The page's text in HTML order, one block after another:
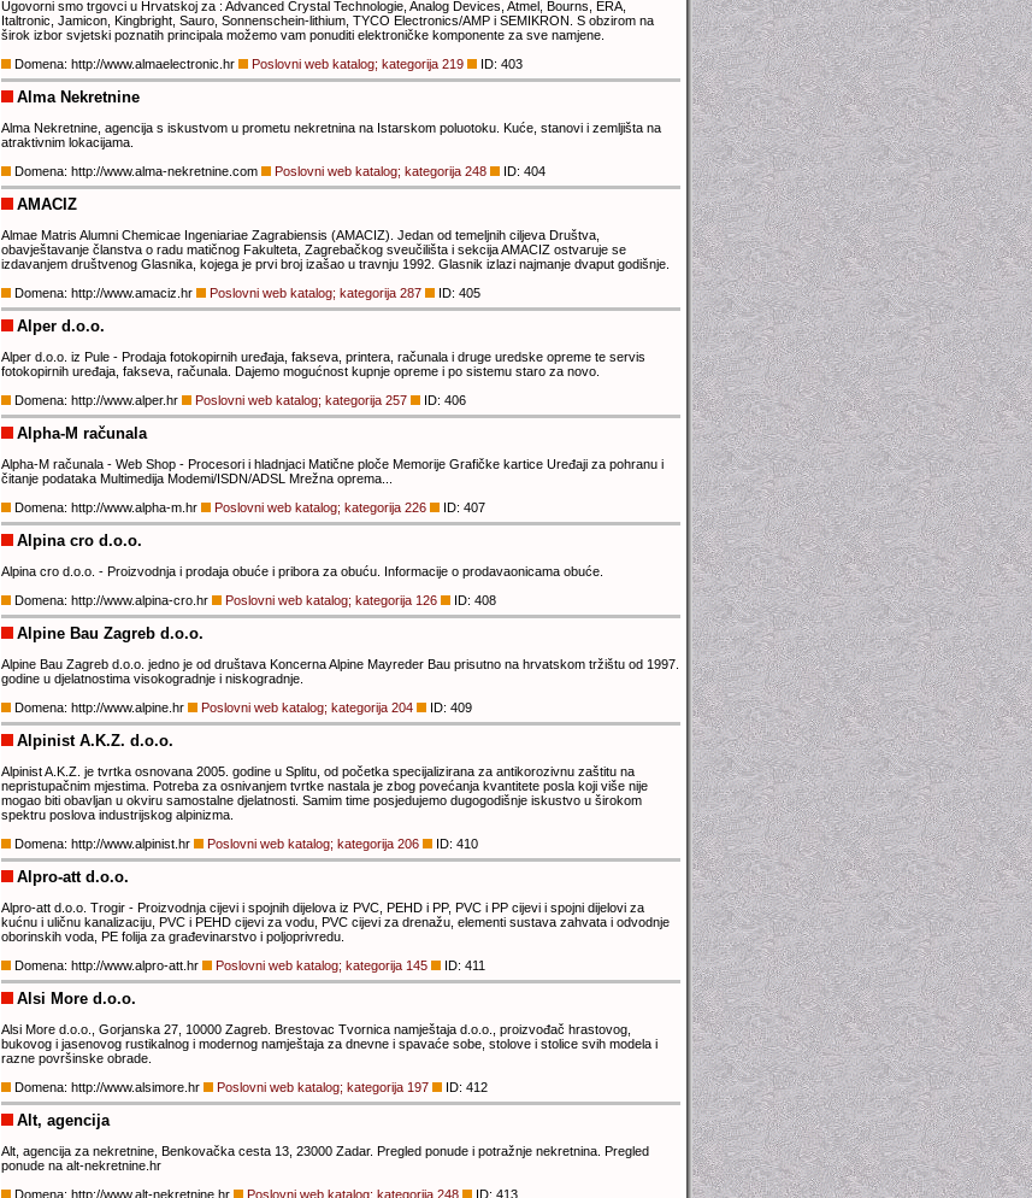
Ugovorni smo trgovci u Hrvatskoj za : Advanced Crystal Technologie, Analog Devices, Atmel, Bourns, ERA,
Italtronic, Jamicon, Kingbright, Sauro, Sonnenschein-lithium, TYCO Electronics/AMP i SEMIKRON. S obzirom na
širok izbor svjetski poznatih principala možemo vam ponuditi elektroničke komponente za sve namjene.
Domena: http://www.almaelectronic.hr
Poslovni web katalog; kategorija 219 ID: 403
Alma Nekretnine
Alma Nekretnine, agencija s iskustvom u prometu nekretnina na Istarskom poluotoku. Kuće, stanovi i zemljišta na
atraktivnim lokacijama.
Domena: http://www.alma-nekretnine.com
Poslovni web katalog; kategorija 248 ID: 404
AMACIZ
Almae Matris Alumni Chemicae Ingeniariae Zagrabiensis (AMACIZ). Jedan od temeljnih ciljeva Društva,
obavještavanje članstva o radu matičnog Fakulteta, Zagrebačkog sveučilišta i sekcija AMACIZ ostvaruje se
izdavanjem društvenog Glasnika, kojega je prvi broj izašao u travnju 1992. Glasnik izlazi najmanje dvaput godišnje.
Domena: http://www.amaciz.hr
Poslovni web katalog; kategorija 287 ID: 405
Alper d.o.o.
Alper d.o.o. iz Pule - Prodaja fotokopirnih uređaja, fakseva, printera, računala i druge uredske opreme te servis
fotokopirnih uređaja, fakseva, računala. Dajemo mogućnost kupnje opreme i po sistemu staro za novo.
Domena: http://www.alper.hr
Poslovni web katalog; kategorija 257 ID: 406
Alpha-M računala
Alpha-M računala - Web Shop - Procesori i hladnjaci Matične ploče Memorije Grafičke kartice Uređaji za pohranu i
čitanje podataka Multimedija Modemi/ISDN/ADSL Mrežna oprema...
Domena: http://www.alpha-m.hr
Poslovni web katalog; kategorija 226 ID: 407
Alpina cro d.o.o.
Alpina cro d.o.o. - Proizvodnja i prodaja obuće i pribora za obuću. Informacije o prodavaonicama obuće.
Domena: http://www.alpina-cro.hr
Poslovni web katalog; kategorija 126 ID: 408
Alpine Bau Zagreb d.o.o.
Alpine Bau Zagreb d.o.o. jedno je od društava Koncerna Alpine Mayreder Bau prisutno na hrvatskom tržištu od 1997.
godine u djelatnostima visokogradnje i niskogradnje.
Domena: http://www.alpine.hr
Poslovni web katalog; kategorija 204 ID: 409
Alpinist A.K.Z. d.o.o.
Alpinist A.K.Z. je tvrtka osnovana 2005. godine u Splitu, od početka specijalizirana za antikorozivnu zaštitu na
nepristupačnim mjestima. Potreba za osnivanjem tvrtke nastala je zbog povećanja kvantitete posla koji više nije
mogao biti obavljan u okviru samostalne djelatnosti. Samim time posjedujemo dugogodišnje iskustvo u širokom
spektru poslova industrijskog alpinizma.
Domena: http://www.alpinist.hr
Poslovni web katalog; kategorija 206 ID: 410
Alpro-att d.o.o.
Alpro-att d.o.o. Trogir - Proizvodnja cijevi i spojnih dijelova iz PVC, PEHD i PP, PVC i PP cijevi i spojni dijelovi za
kućnu i uličnu kanalizaciju, PVC i PEHD cijevi za vodu, PVC cijevi za drenažu, elementi sustava zahvata i odvodnje
oborinskih voda, PE folija za građevinarstvo i poljoprivredu.
Domena: http://www.alpro-att.hr
Poslovni web katalog; kategorija 145 ID: 411
Alsi More d.o.o.
Alsi More d.o.o., Gorjanska 27, 10000 Zagreb. Brestovac Tvornica namještaja d.o.o., proizvođač hrastovog,
bukovog i jasenovog rustikalnog i modernog namještaja za dnevne i spavaće sobe, stolove i stolice svih modela i
razne površinske obrade.
Domena: http://www.alsimore.hr
Poslovni web katalog; kategorija 197 ID: 412
Alt, agencija
Alt, agencija za nekretnine, Benkovačka cesta 13, 23000 Zadar. Pregled ponude i potražnje nekretnina. Pregled
ponude na alt-nekretnine.hr
Domena: http://www.alt-nekretnine.hr
Poslovni web katalog; kategorija 248 ID: 413